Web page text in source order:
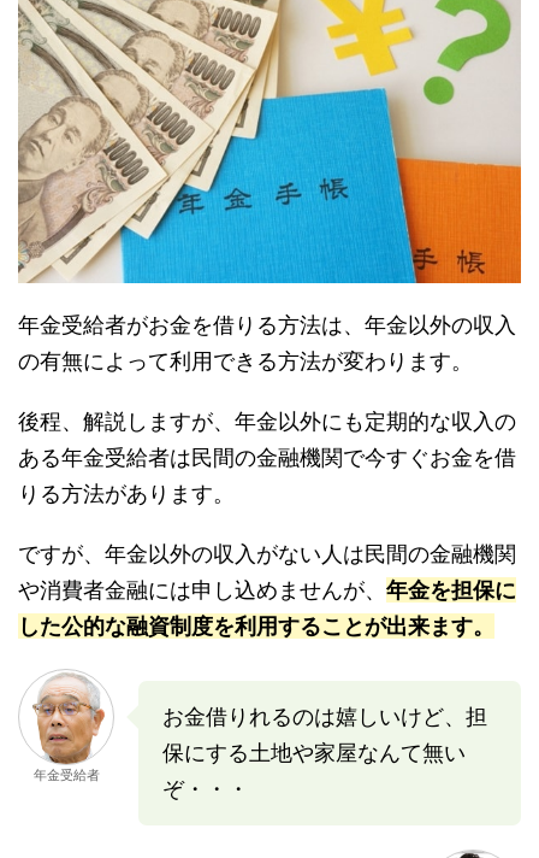
年金受給者がお金を借りる方法は、年金以外の収入
の有無によって利用できる方法が変わります。
後程、解説しますが、年金以外にも定期的な収入の
ある年金受給者は民間の金融機関で今すぐお金を借
りる方法があります。
ですが、年金以外の収入がない人は民間の金融機関
や消費者金融には申し込めませんが、 年金を担保に
した公的な融資制度を利用することが出来ます。
年金受給者
お金借りれるのは嬉しいけど、担
保にする土地や家屋なんて無い
ぞ・・・